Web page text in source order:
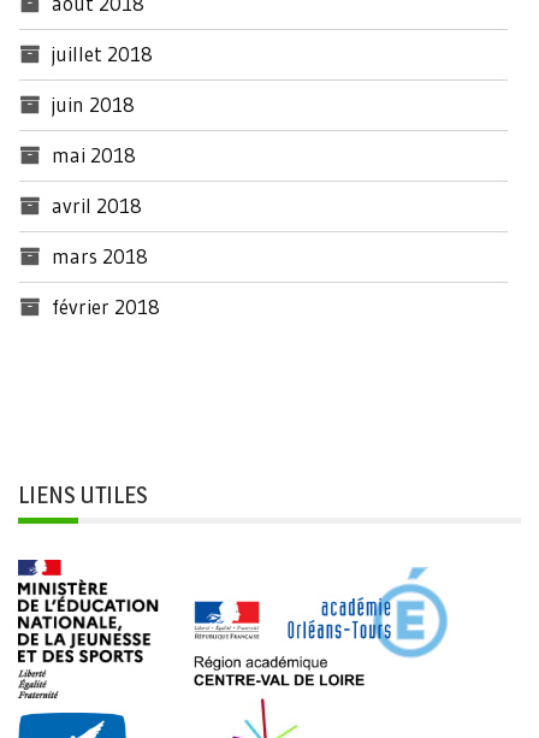
juillet 2018
juin 2018
mai 2018
avril 2018
mars 2018
février 2018
LIENS UTILES